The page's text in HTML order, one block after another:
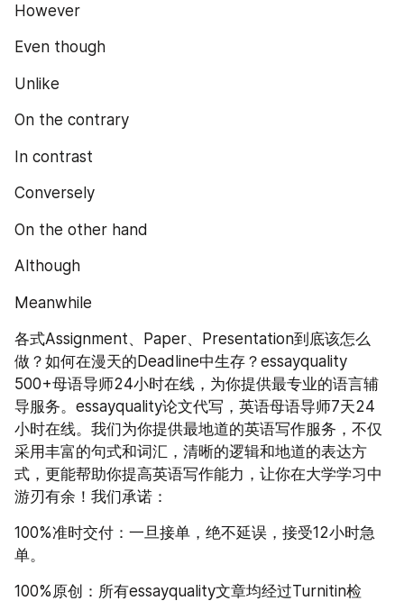
However
Even though
Unlike
On the contrary
In contrast
Conversely
On the other hand
Although
Meanwhile
各式Assignment、Paper、Presentation到底该怎么
做？如何在漫天的Deadline中生存？essayquality
500+母语导师24小时在线，为你提供最专业的语言辅
导服务。essayquality论文代写，英语母语导师7天24
小时在线。我们为你提供最地道的英语写作服务，不仅
采用丰富的句式和词汇，清晰的逻辑和地道的表达方
式，更能帮助你提高英语写作能力，让你在大学学习中
游刃有余！我们承诺：
100%准时交付：一旦接单，绝不延误，接受12小时急
单。
100%原创：所有essayquality文章均经过Turnitin检